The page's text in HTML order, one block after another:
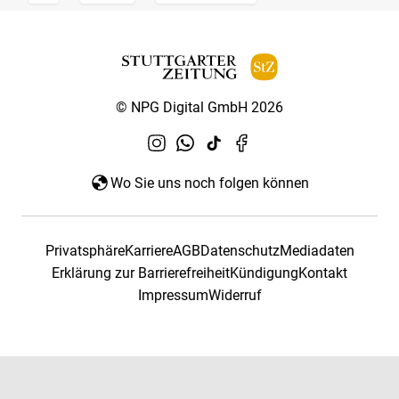
© NPG Digital GmbH 2026
Wo Sie uns noch folgen können
PrivatsphäreKarriereAGBDatenschutzMediadaten
Erklärung zur BarrierefreiheitKündigungKontakt
ImpressumWiderruf